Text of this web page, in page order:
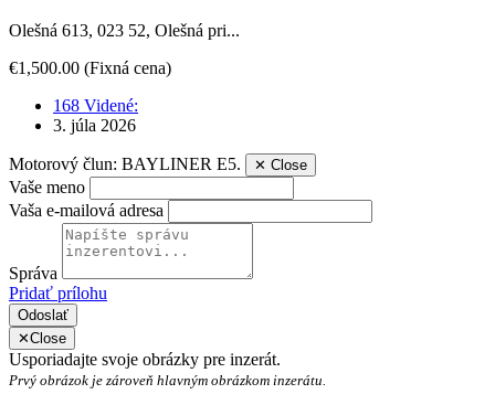
Olešná 613, 023 52, Olešná pri...
€1,500.00 (Fixná cena)
168 Videné:
3. júla 2026
Motorový člun: BAYLINER E5. ✕ Close
Vaše meno
Vaša e-mailová adresa
Správa
Pridať prílohu
Odoslať
✕Close
Usporiadajte svoje obrázky pre inzerát.
Prvý obrázok je zároveň hlavným obrázkom inzerátu.